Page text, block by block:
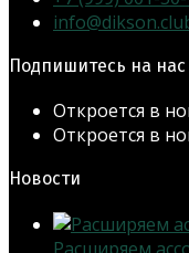
Подпишитесь на нас
Откроется в
Откроется в
Новости